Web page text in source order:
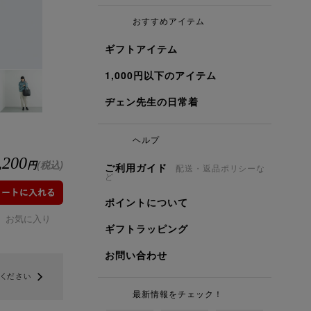
おすすめアイテム
ギフトアイテム
1,000円以下のアイテム
ヂェン先生の日常着
ヘルプ
ご利用ガイド 配送・返品ポリシーな
ど
ポイントについて
ギフトラッピング
お問い合わせ
最新情報をチェック！
円(税込)
お気に入り